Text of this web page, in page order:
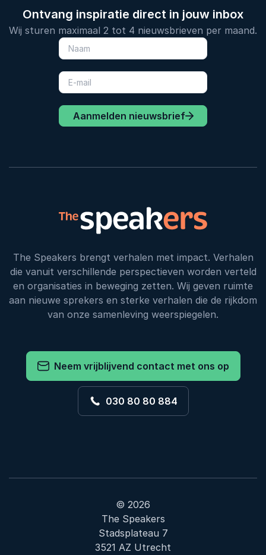
Ontvang inspiratie direct in jouw inbox
Wij sturen maximaal 2 tot 4 nieuwsbrieven per maand.
Aanmelden nieuwsbrief
The Speakers brengt verhalen met impact. Verhalen
die vanuit verschillende perspectieven worden verteld
en organisaties in beweging zetten. Wij geven ruimte
aan nieuwe sprekers en sterke verhalen die de rijkdom
van onze samenleving weerspiegelen.
Neem vrijblijvend contact met ons op
030 80 80 884
© 2026
The Speakers
Stadsplateau 7
3521 AZ Utrecht